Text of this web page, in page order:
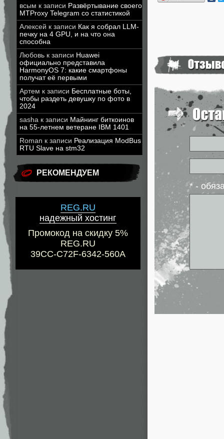
всым к записи Развёртывание своего
MTProxy Telegram со статистикой
Алексей к записи Как я собрал LLM-
печку на 4 GPU, и на что она
способна
Любовь к записи Huawei
официально представила
HarmonyOS 7: какие смартфоны
получат её первыми
Артем к записи Бесплатные боты,
чтобы раздеть девушку по фото в
2024
sasha к записи Майнинг биткоинов
на 55-летнем ветеране IBM 1401
Roman к записи Реализация ModBus
RTU Slave на stm32
РЕКОМЕНДУЕМ
REG.RU
надежный хостинг
Промокод на скидку 5%
REG.RU
39CC-C72F-6342-560A
* -